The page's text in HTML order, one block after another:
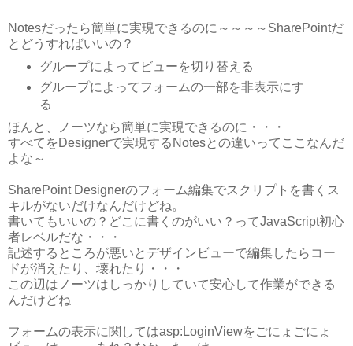
Notesだったら簡単に実現できるのに～～～～SharePointだ
とどうすればいいの？
グループによってビューを切り替える
グループによってフォームの一部を非表示にす
る
ほんと、ノーツなら簡単に実現できるのに・・・
すべてをDesignerで実現するNotesとの違いってここなんだ
よな～
SharePoint Designerのフォーム編集でスクリプトを書くス
キルがないだけなんだけどね。
書いてもいいの？どこに書くのがいい？ってJavaScript初心
者レベルだな・・・
記述するところが悪いとデザインビューで編集したらコー
ドが消えたり、壊れたり・・・
この辺はノーツはしっかりしていて安心して作業ができる
んだけどね
フォームの表示に関してはasp:LoginViewをごにょごにょ